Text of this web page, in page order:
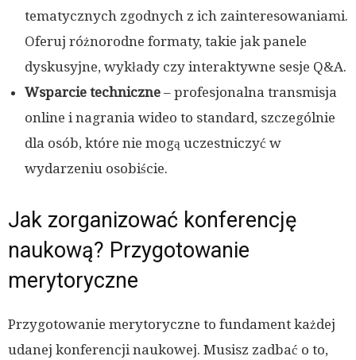
tematycznych zgodnych z ich zainteresowaniami.
Oferuj różnorodne formaty, takie jak panele
dyskusyjne, wykłady czy interaktywne sesje Q&A.
Wsparcie techniczne – profesjonalna transmisja
online i nagrania wideo to standard, szczególnie
dla osób, które nie mogą uczestniczyć w
wydarzeniu osobiście.
Jak zorganizować konferencję
naukową? Przygotowanie
merytoryczne
Przygotowanie merytoryczne to fundament każdej
udanej konferencji naukowej. Musisz zadbać o to,